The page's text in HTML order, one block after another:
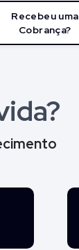
Recebeu uma
Cobrança?